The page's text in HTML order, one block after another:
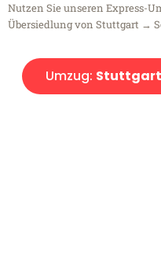
Nutzen Sie unseren Express-
Übersiedlung von Stuttgart →
Umzug: